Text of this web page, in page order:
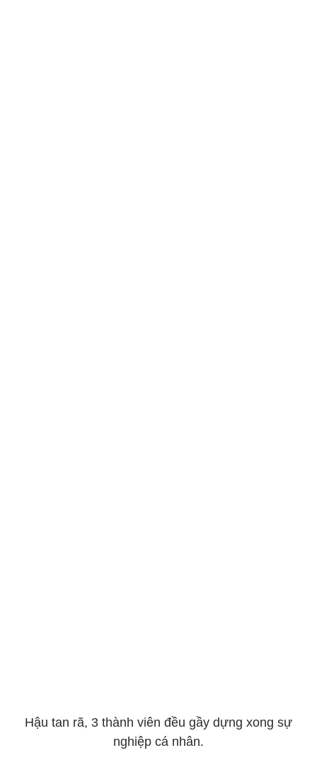
Hậu tan rã, 3 thành viên đều gầy dựng xong sự
nghiệp cá nhân.